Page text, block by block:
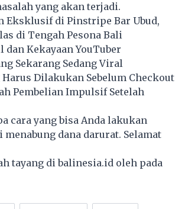
yang akan terjadi.
Eksklusif di Pinstripe Bar Ubud,
di Tengah Pesona Bali
Kekayaan YouTuber
Sekarang Sedang Viral
Harus Dilakukan Sebelum Checkout
Pembelian Impulsif Setelah
cara yang bisa Anda lakukan
dana darurat. Selamat
tayang dibalinesia.id oleh pada